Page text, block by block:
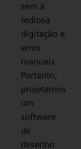
sem a
tediosa
digitação e
erros
manuais.
Portanto,
projetamos
um
software
de
desenho